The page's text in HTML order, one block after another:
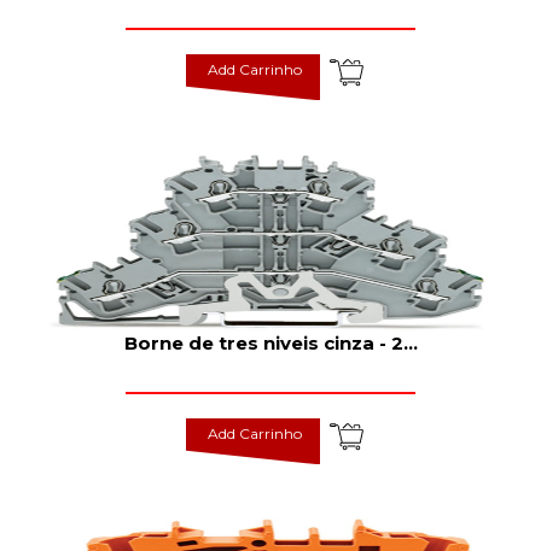
Add Carrinho
Borne de tres niveis cinza - 2...
Add Carrinho